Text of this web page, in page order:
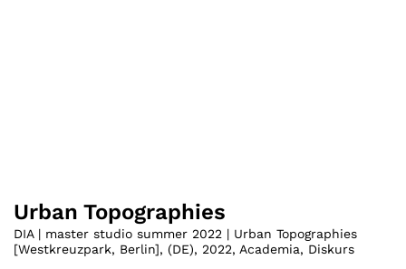
Urban Topographies
DIA | master studio summer 2022 | Urban Topographies
[Westkreuzpark, Berlin], (DE), 2022, Academia, Diskurs